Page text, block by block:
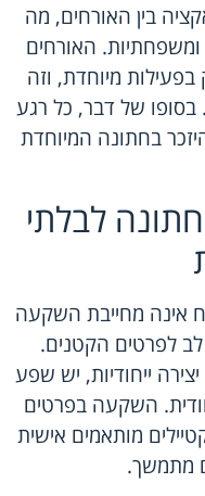
בין האורחים, מה
האורחים
מיוחדת, וזה
בסופו של דבר, כל רגע
בחתונה המיוחדת
לבלתי
אינה מחייבת השקעה
לפרטים הקטנים.
ייחודיות, יש שפע
השקעה בפרטים
מותאמים אישית
מתמשך.